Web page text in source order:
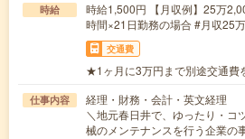
時給
時給1,500円 【月収例】25万
時間×21日勤務の場合 #月収25
交通費
★1ヶ月に3万円まで別途交通費
仕事内容
経理・財務・会計・英文経理
＼地元春日井で、ゆったり・コ
械のメンテナンスを行う企業の